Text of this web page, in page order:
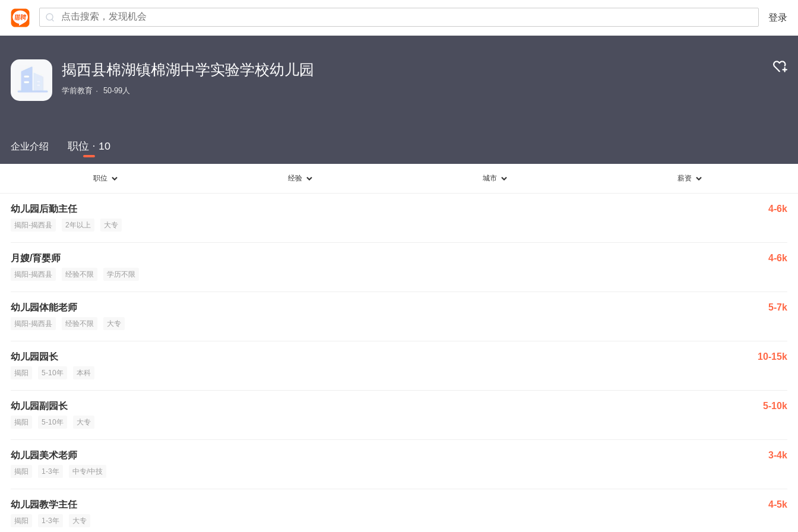
登录
揭西县棉湖镇棉湖中学实验学校幼儿园
学前教育 50-99人
企业介绍 职位 · 10
职位 经验 城市 薪资
幼儿园后勤主任 4-6k
揭阳-揭西县 2年以上 大专
月嫂/育婴师 4-6k
揭阳-揭西县 经验不限 学历不限
幼儿园体能老师 5-7k
揭阳-揭西县 经验不限 大专
幼儿园园长 10-15k
揭阳 5-10年 本科
幼儿园副园长 5-10k
揭阳 5-10年 大专
幼儿园美术老师 3-4k
揭阳 1-3年 中专/中技
幼儿园教学主任 4-5k
揭阳 1-3年 大专